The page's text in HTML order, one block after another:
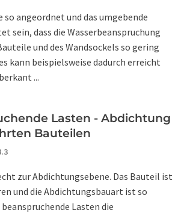
so angeordnet und das umgebende
sein, dass die Wasserbeanspruchung
und des Wandsockels so gering
kann beispielsweise dadurch erreicht
...
Lasten - Abdichtung
Bauteilen
zur Abdichtungsebene. Das Bauteil ist
und die Abdichtungsbauart ist so
Lasten die